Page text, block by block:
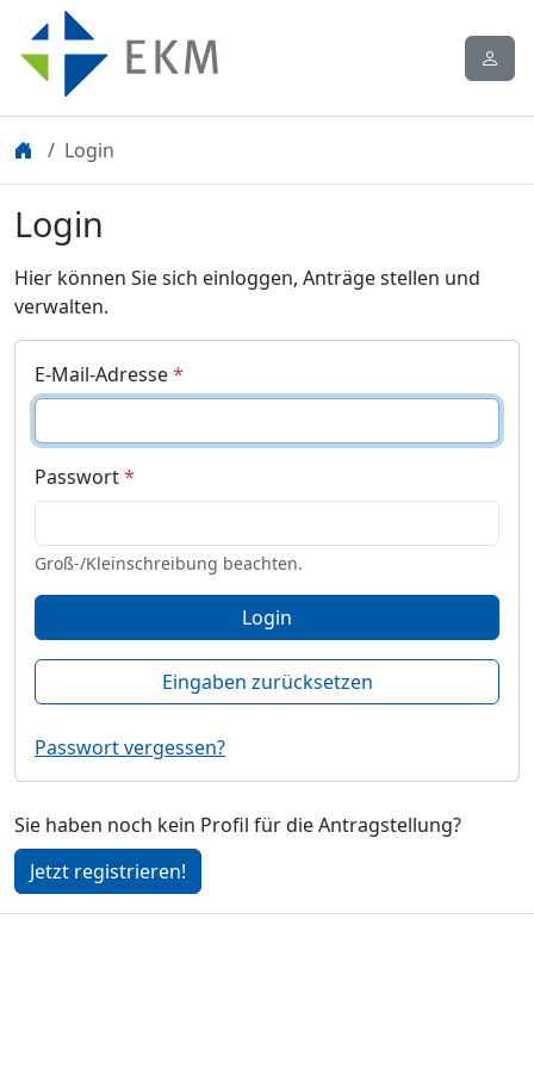
Login
Login
Hier können Sie sich einloggen, Anträge stellen und
verwalten.
E-Mail-Adresse*
Passwort*
Groß-/Kleinschreibung beachten.
Login
Eingaben zurücksetzen
Passwort vergessen?
Sie haben noch kein Profil für die Antragstellung?
Jetzt registrieren!